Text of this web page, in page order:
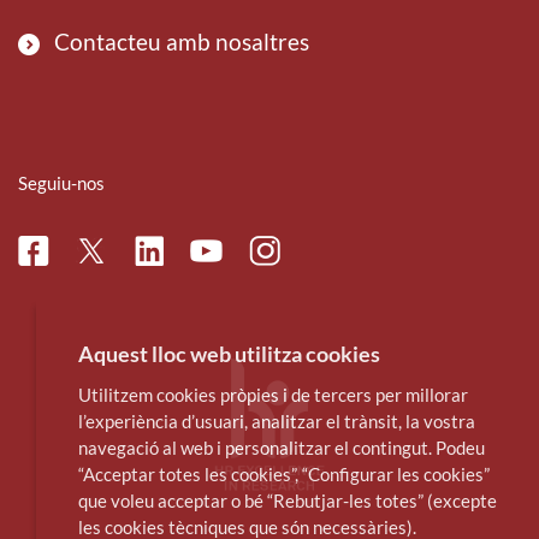
Contacteu amb nosaltres
Seguiu-nos
FacebookTwitterLinkedinYoutubeInstagram
Aquest lloc web utilitza cookies
Utilitzem cookies pròpies i de tercers per millorar
l’experiència d’usuari, analitzar el trànsit, la vostra
navegació al web i personalitzar el contingut. Podeu
“Acceptar totes les cookies”, “Configurar les cookies”
que voleu acceptar o bé “Rebutjar-les totes” (excepte
les cookies tècniques que són necessàries).